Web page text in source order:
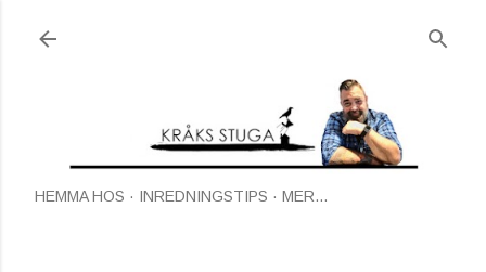
HEMMA HOS INREDNINGSTIPS MER…